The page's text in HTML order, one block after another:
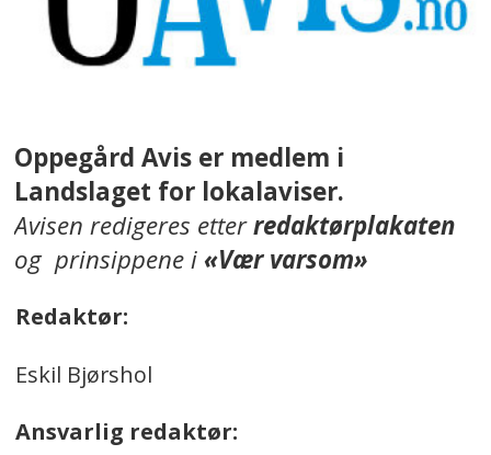
Oppegård Avis er medlem i
Landslaget for lokalaviser.
Avisen redigeres etterredaktørplakaten
og prinsippene i«Vær varsom»
Redaktør:
Eskil Bjørshol
Ansvarlig redaktør: